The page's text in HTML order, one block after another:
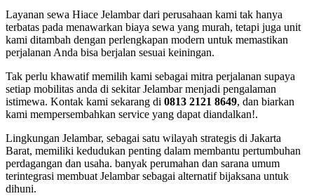
Layanan sewa Hiace Jelambar dari perusahaan kami tak hanya
terbatas pada menawarkan biaya sewa yang murah, tetapi juga unit
kami ditambah dengan perlengkapan modern untuk memastikan
perjalanan Anda bisa berjalan sesuai keiningan.
Tak perlu khawatif memilih kami sebagai mitra perjalanan supaya
setiap mobilitas anda di sekitar Jelambar menjadi pengalaman
istimewa. Kontak kami sekarang di 0813 2121 8649, dan biarkan
kami mempersembahkan service yang dapat diandalkan!.
Lingkungan Jelambar, sebagai satu wilayah strategis di Jakarta
Barat, memiliki kedudukan penting dalam membantu pertumbuhan
perdagangan dan usaha. banyak perumahan dan sarana umum
terintegrasi membuat Jelambar sebagai alternatif bijaksana untuk
dihuni.